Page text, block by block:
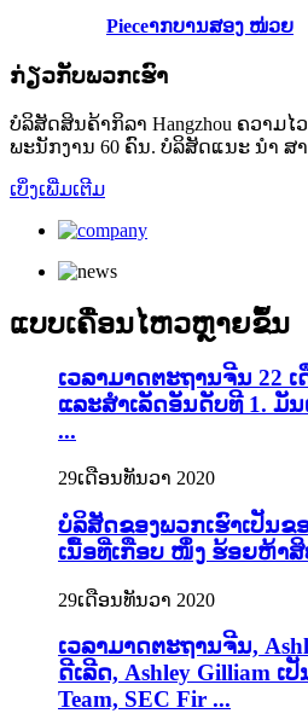
Pieceາກບານສອງ ໜ່ວຍ
ກ່ຽວ​ກັບ​ພວກ​ເຮົາ
ບໍລິສັດສິນຄ້າກິລາ Hangzhou ຄວາມ
ພະນັກງານ 60 ຄົນ. ບໍລິສັດແນະ ນຳ
ເບິ່ງເພີ່ມເຕີມ
ແບບເຄື່ອນໄຫວຫຼາຍຂຶ້ນ
ເວລາມາດຕະຖານຈີນ 22
ແລະສໍາເລັດອັນດັບທີ 1. ມັ
...
29ເດືອນທັນວາ 2020
ບໍລິສັດຂອງພວກເຮົາເປັນຂ
ເນື້ອທີ່ເກືອບ ໜຶ່ງ ຮ້ອຍຫ້າ
29ເດືອນທັນວາ 2020
ເວລາມາດຕະຖານຈີນ,
ດີເລີດ, Ashley Gilliam ເ
Team, SEC Fir ...